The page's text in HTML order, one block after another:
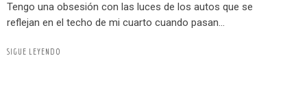
Tengo una obsesión con las luces de los autos que se
reflejan en el techo de mi cuarto cuando pasan...
SIGUE LEYENDO